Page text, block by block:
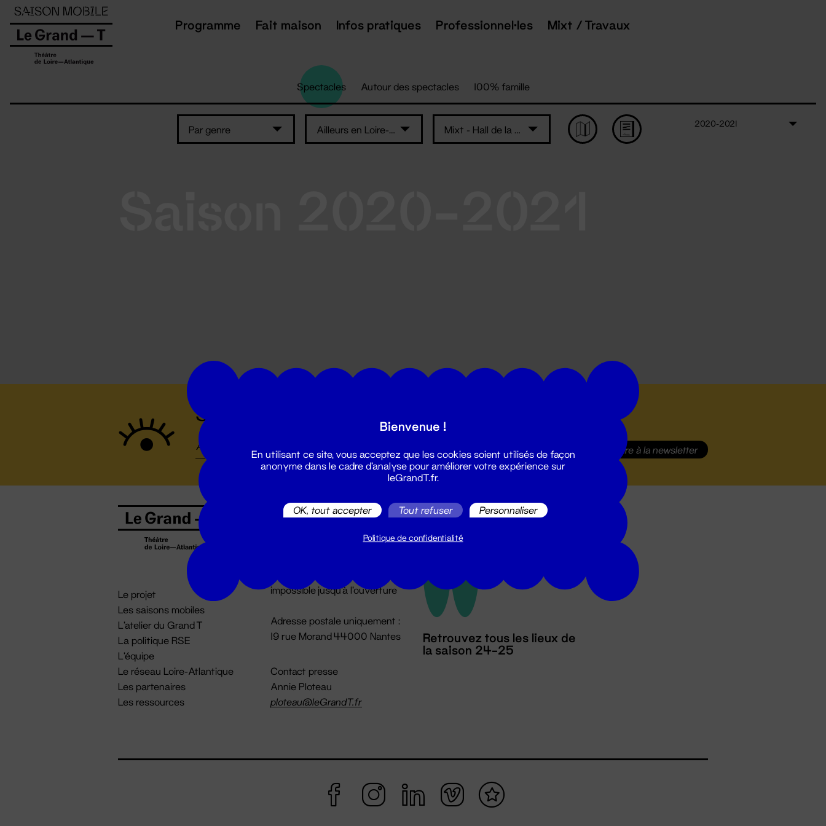
Programme Fait maison Infos pratiques Professionnel·les Mixt / Travaux
Spectacles Autour des spectacles 100% famille
Par genre Ailleurs en Loire-Atlantique Mixt - Hall de la salle Super
2020-2021
Suivez toutes les actualités du Grand T :
S'inscrire à la newsletter
Le projet
Les saisons mobiles
L'atelier du Grand T
La politique RSE
L'équipe
Le réseau Loire-Atlantique
Les partenaires
Les ressources
Billetterie
billetterie@leGrandT.fr
impossible jusqu'à l'ouverture
Adresse postale uniquement :
19 rue Morand 44000 Nantes
Contact presse
Annie Ploteau
ploteau@leGrandT.fr
Retrouvez tous les lieux de
la saison 24-25
Panneau de gestion des cookies
Bienvenue !
En utilisant ce site, vous acceptez que les cookies soient utilisés de façon
anonyme dans le cadre d'analyse pour améliorer votre expérience sur
leGrandT.fr.
OK, tout accepter Tout refuser Personnaliser
Politique de confidentialité